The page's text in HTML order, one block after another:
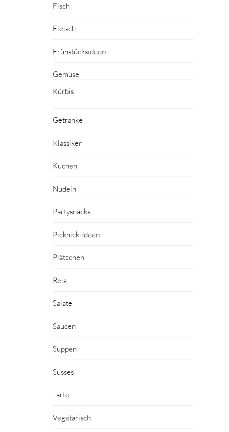
Fisch
Fleisch
Frühstücksideen
Gemüse
Kürbis
Getränke
Klassiker
Kuchen
Nudeln
Partysnacks
Picknick-Ideen
Plätzchen
Reis
Salate
Saucen
Suppen
Süsses
Tarte
Vegetarisch